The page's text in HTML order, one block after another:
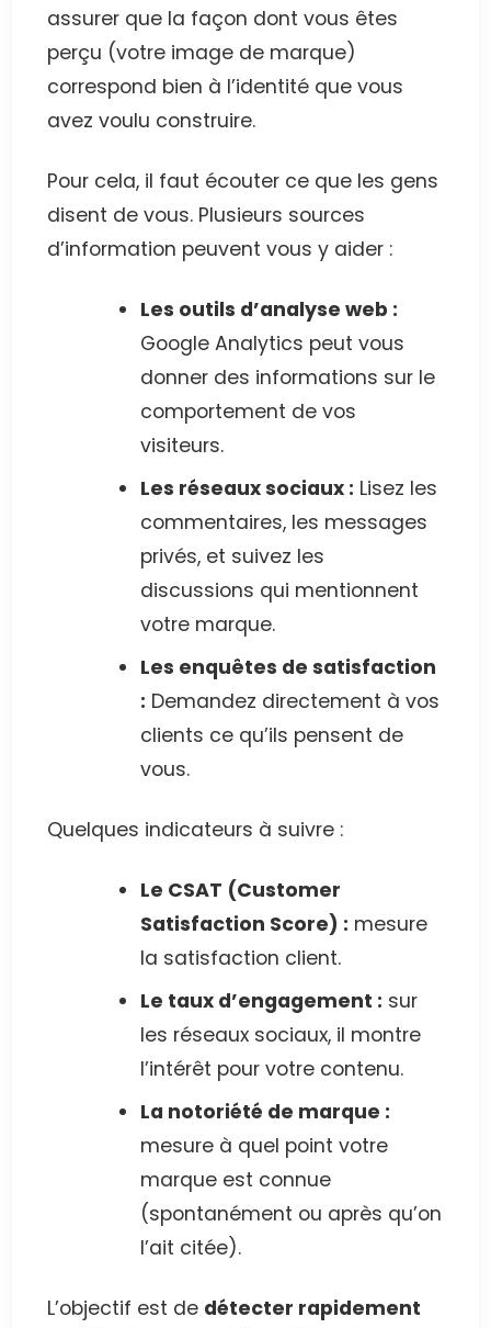
assurer que la façon dont vous êtes
perçu (votre image de marque)
correspond bien à l’identité que vous
avez voulu construire.
Pour cela, il faut écouter ce que les gens
disent de vous. Plusieurs sources
d’information peuvent vous y aider :
Les outils d’analyse web :
Google Analytics peut vous
donner des informations sur le
comportement de vos
visiteurs.
Les réseaux sociaux : Lisez les
commentaires, les messages
privés, et suivez les
discussions qui mentionnent
votre marque.
Les enquêtes de satisfaction
: Demandez directement à vos
clients ce qu’ils pensent de
vous.
Quelques indicateurs à suivre :
Le CSAT (Customer
Satisfaction Score) : mesure
la satisfaction client.
Le taux d’engagement : sur
les réseaux sociaux, il montre
l’intérêt pour votre contenu.
La notoriété de marque :
mesure à quel point votre
marque est connue
(spontanément ou après qu’on
l’ait citée).
L’objectif est de détecter rapidement